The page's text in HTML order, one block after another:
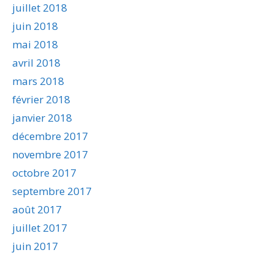
juillet 2018
juin 2018
mai 2018
avril 2018
mars 2018
février 2018
janvier 2018
décembre 2017
novembre 2017
octobre 2017
septembre 2017
août 2017
juillet 2017
juin 2017